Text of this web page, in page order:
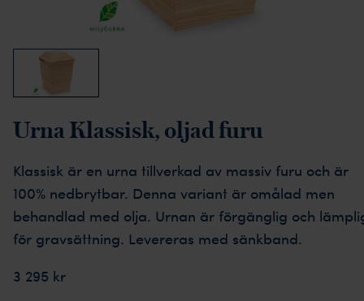
Urna Klassisk, oljad furu
Klassisk är en urna tillverkad av massiv furu och är
100% nedbrytbar. Denna variant är omålad men
behandlad med olja. Urnan är förgänglig och
för gravsättning. Levereras med sänkband.
3 295 kr